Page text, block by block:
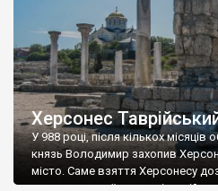
Херсонес
У 988 році, після кількох місяців
князь Володимир захопив
місто. Саме взяття Херсонесу
диктувати свої умови